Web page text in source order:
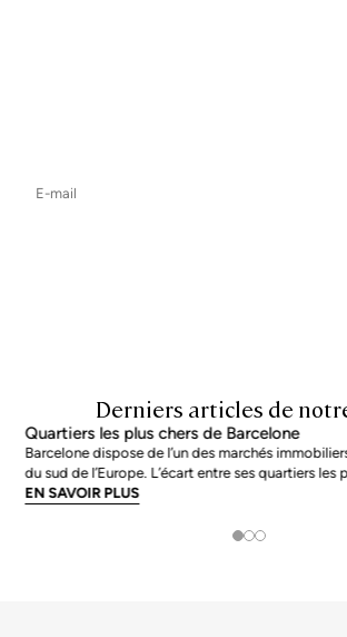
Derniers articles de
Quartiers les plus chers de Barcelone
Barcelone dispose de l’un des marchés
du sud de l’Europe. L’écart entre ses quartiers les
moyenne de la ville n’est pas marginal : en juin
EN SAVOIR PLUS